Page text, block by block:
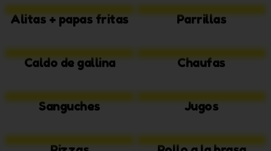
Alitas + papas fritas Parrillas
Caldo de gallina Chaufas
Sanguches Jugos